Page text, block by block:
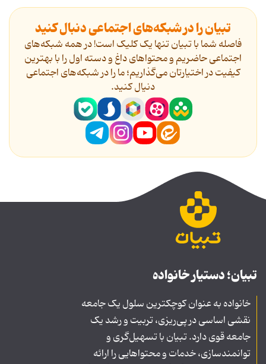
تبیان را در شبکه‌های اجتماعی دنبال کنید
فاصله شما با تبیان تنها یک کلیک است! در همه شبکه‌های
اجتماعی حاضریم و محتواهای داغ و دسته اول را با بهترین
کیفیت در اختیارتان می‌گذاریم؛ ما را در شبکه‌های اجتماعی
دنیال کنید.
تبیان؛ دستیار خانواده
خانواده به عنوان کوچکترین سلول یک جامعه
نقشی اساسی در پی‌ریزی، تربیت و رشد یک
جامعه قوی دارد. تبیان با تسهیل‌گری و
توانمندسازی، خدمات و محتواهایی را ارائه